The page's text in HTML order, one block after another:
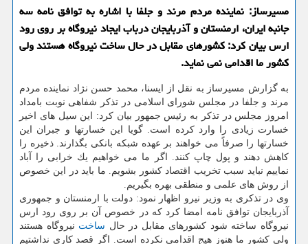
مسیرساز: نماینده مردم مرند و جلفا با اشاره به توافق نامه سه
جانبه ایران، ارمنستان و آذربایجان درباب ایجاد نیروگاه بر روی رود
ارس بیان كرد: كشورهای مقابل در حال ساخت نیروگاه هستند ولی
كشور ما اقدامی نمی نماید.
به گزارش مسیرساز به نقل از ایسنا، محمد حسن نژاد نماینده مردم
مرند و جلفا در مجلس شورای اسلامی در تذكر شفاهی نوبت بامداد
امروز مجلس در تذكر به رئیس جمهور بیان كرد: این سیل های اخیر
خسارت زیادی را وارد كرده است. گویا این خسارتها و جبران این
خسارتها را صرفاً می خواهند بر عهده شبكه بانكی بگذارند. ذخیره را
كاهش دهند و پول چاپ كنند. اگر ما می خواهیم یك خرابی را آباد
نماییم نباید سبب تخریب اقتصاد كشور بشویم. ما باید در این خصوص
از روش های علمی و منطقی بهره بگیریم.
وی در تذكری به وزیر نیرو اظهار نمود: دولت با ارمنستان و جمهوری
آذربایجان توافق نامه امضا كرد كه در خصوص آن بر روی رود ارس
نیروگاه ساخته شود كشورهای مقابل در حال ساخت نیروگاه هستند
ولی كشور ما هنوز هیج اقدامی نكرده است. اگر قصد كاری نداشتیم